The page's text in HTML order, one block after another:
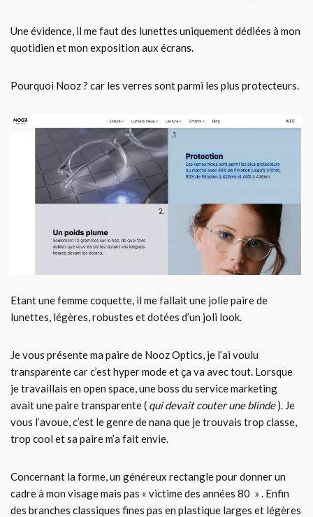
Une évidence, il me faut des lunettes uniquement dédiées à mon
quotidien et mon exposition aux écrans.
Pourquoi Nooz ? car les verres sont parmi les plus protecteurs.
Etant une femme coquette, il me fallait une jolie paire de
lunettes, légères, robustes et dotées d’un joli look.
Je vous présente ma paire de Nooz Optics, je l’ai voulu
transparente car c’est hyper mode et ça va avec tout. Lorsque
je travaillais en open space, une boss du service marketing
avait une paire transparente ( qui devait couter une blinde). Je
vous l’avoue, c’est le genre de nana que je trouvais trop classe,
trop cool et sa paire m’a fait envie.
Concernant la forme, un généreux rectangle pour donner un
cadre à mon visage mais pas « victime des années 80 » . Enfin
des branches classiques fines pas en plastique larges et légères